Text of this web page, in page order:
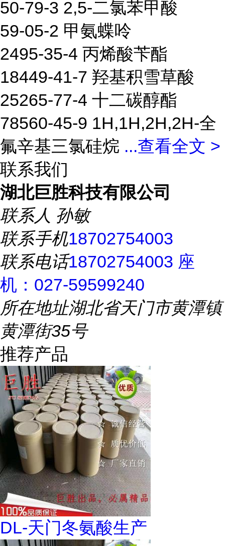
50-79-3 2,5-二氯苯甲酸
59-05-2 甲氨蝶呤
2495-35-4 丙烯酸苄酯
18449-41-7 羟基积雪草酸
25265-77-4 十二碳醇酯
78560-45-9 1H,1H,2H,2H-全
氟辛基三氯硅烷 ...查看全文 >
联系我们
湖北巨胜科技有限公司
联系人 孙敏
联系手机18702754003
联系电话18702754003 座
机：027-59599240
所在地址湖北省天门市黄潭镇
黄潭街35号
推荐产品
DL-天门冬氨酸生产